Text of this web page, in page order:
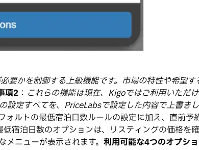
要かを制御する上級機能です。市場の特性や希望
項2 ： これらの機能は現在、Kigoではご利用いただけ
定すべてを、PriceLabsで設定した内容で上書きし
ルトの最低宿泊日数ルールの設定に加え、直前
宿泊日数のオプションは、リスティングの価格
ニューが表示されます。 利用可能な4つのオプシ